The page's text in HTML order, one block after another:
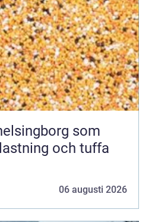
som
och tuffa
06 augusti 2026